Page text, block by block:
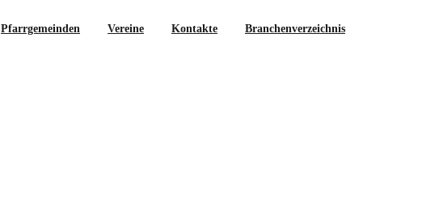
Pfarrgemeinden Vereine Kontakte Branchenverzeichnis